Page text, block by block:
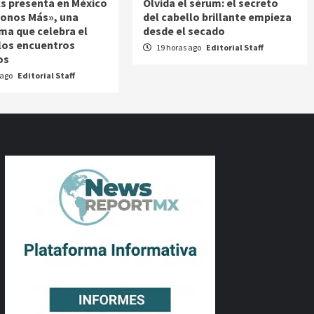
Más», una
que celebra el
encuentros
Editorial Staff
del cabello brillante empieza
desde el secado
19 horas ago Editorial Staff